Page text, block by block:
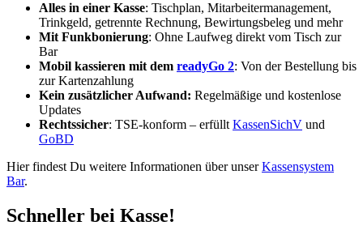
Alles in einer Kasse: Tischplan, Mitarbeitermanagement,
Trinkgeld, getrennte Rechnung, Bewirtungsbeleg und mehr
Mit Funkbonierung: Ohne Laufweg direkt vom Tisch zur
Bar
Mobil kassieren mit dem readyGo 2: Von der Bestellung bis
zur Kartenzahlung
Kein zusätzlicher Aufwand: Regelmäßige und kostenlose
Updates
Rechtssicher: TSE-konform – erfüllt KassenSichV und
GoBD
Hier findest Du weitere Informationen über unserKassensystem
Bar.
Schneller bei Kasse!